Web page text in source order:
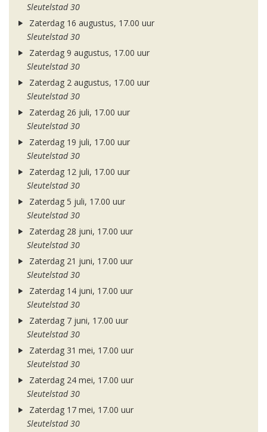
Sleutelstad 30
Zaterdag 16 augustus, 17.00 uur
Sleutelstad 30
Zaterdag 9 augustus, 17.00 uur
Sleutelstad 30
Zaterdag 2 augustus, 17.00 uur
Sleutelstad 30
Zaterdag 26 juli, 17.00 uur
Sleutelstad 30
Zaterdag 19 juli, 17.00 uur
Sleutelstad 30
Zaterdag 12 juli, 17.00 uur
Sleutelstad 30
Zaterdag 5 juli, 17.00 uur
Sleutelstad 30
Zaterdag 28 juni, 17.00 uur
Sleutelstad 30
Zaterdag 21 juni, 17.00 uur
Sleutelstad 30
Zaterdag 14 juni, 17.00 uur
Sleutelstad 30
Zaterdag 7 juni, 17.00 uur
Sleutelstad 30
Zaterdag 31 mei, 17.00 uur
Sleutelstad 30
Zaterdag 24 mei, 17.00 uur
Sleutelstad 30
Zaterdag 17 mei, 17.00 uur
Sleutelstad 30